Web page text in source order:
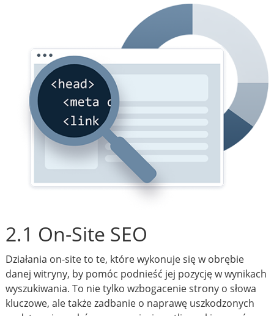
2.1 On-Site SEO
Działania on-site to te, które wykonuje się w obrębie
danej witryny, by pomóc podnieść jej pozycję w wynikach
wyszukiwania. To nie tylko wzbogacenie strony o słowa
kluczowe, ale także zadbanie o naprawę uszkodzonych